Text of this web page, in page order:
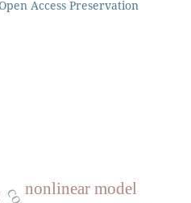
Access Preservation
nonlinear model